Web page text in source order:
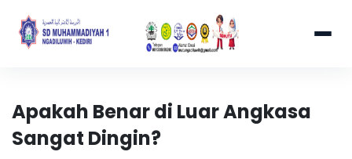
Apakah Benar di Luar Angkasa
Sangat Dingin?